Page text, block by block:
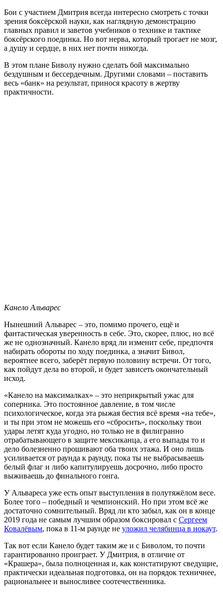
Бои с участием Дмитрия всегда интересно смотреть с точки
зрения боксёрской науки, как наглядную демонстрацию
главных правил и заветов учебников о технике и тактике
боксёрского поединка. Но вот нерва, который трогает не мозг,
а душу и сердце, в них нет почти никогда.
В этом плане Биволу нужно сделать бой максимально
бездушным и бессердечным. Другими словами – поставить
весь «банк» на результат, принося красоту в жертву
практичности.
Канело Альварес
Нынешний Альварес – это, помимо прочего, ещё и
фантастическая уверенность в себе. Это, скорее, плюс, но всё
же не однозначный. Канело вряд ли изменит себе, предпочтя
набирать обороты по ходу поединка, а значит Бивол,
вероятнее всего, заберёт первую половину встречи. От того,
как пойдут дела во второй, и будет зависеть окончательный
исход.
«Канело на максималках» – это неприкрытый ужас для
соперника. Это постоянное давление, в том числе
психологическое, когда эта рыжая бестия всё время «на тебе»,
и ты при этом не можешь его «сбросить», поскольку твои
удары летят куда угодно, но только не в филигранно
отрабатывающего в защите мексиканца, а его выпады то и
дело болезненно прошивают оба твоих этажа. И оно лишь
усиливается от раунда к раунду, пока ты не выбрасываешь
белый флаг и либо капитулируешь досрочно, либо просто
выживаешь до финального гонга.
У Альвареса уже есть опыт выступления в полутяжёлом весе.
Более того – победный и чемпионский. Но при этом всё же
достаточно сомнительный. Вряд ли кто забыл, как он в конце
2019 года не самым лучшим образом боксировал с Сергеем
Ковалёвым, пока в 11-м раунде не уложил челябинца в нокаут.
Так вот если Канело будет таким же и с Биволом, то почти
гарантированно проиграет. У Дмитрия, в отличие от
«Крашера», была полноценная и, как констатируют сведущие,
практически идеальная подготовка, он на порядок техничнее,
рациональнее и выносливее соотечественника.